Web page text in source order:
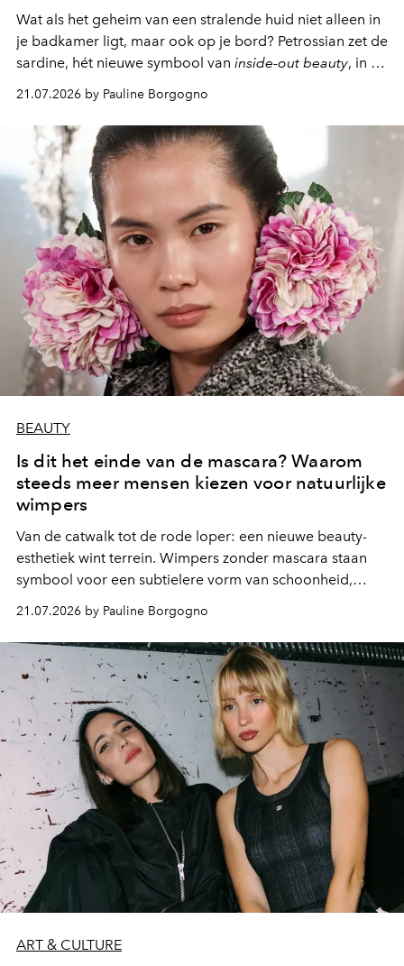
Wat als het geheim van een stralende huid niet alleen in
je badkamer ligt, maar ook op je bord? Petrossian zet de
sardine, hét nieuwe symbool van inside-out beauty, in de
kijker met twee gastronomische creaties.
21.07.2026 by Pauline Borgogno
BEAUTY
Is dit het einde van de mascara? Waarom
steeds meer mensen kiezen voor natuurlijke
wimpers
Van de catwalk tot de rode loper: een nieuwe beauty-
esthetiek wint terrein. Wimpers zonder mascara staan
symbool voor een subtielere vorm van schoonheid,
waarin zelfvertrouwen belangrijker is dan een overvloed
aan make-up.
21.07.2026 by Pauline Borgogno
ART & CULTURE